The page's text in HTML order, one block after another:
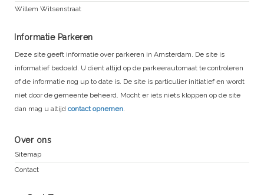
Willem Witsenstraat
Informatie Parkeren
Deze site geeft informatie over parkeren in Amsterdam. De site is
informatief bedoeld. U dient altijd op de parkeerautomaat te controleren
of de informatie nog up to date is. De site is particulier initiatief en wordt
niet door de gemeente beheerd. Mocht er iets niets kloppen op de site
dan mag u altijd contact opnemen
Over ons
Sitemap
Contact